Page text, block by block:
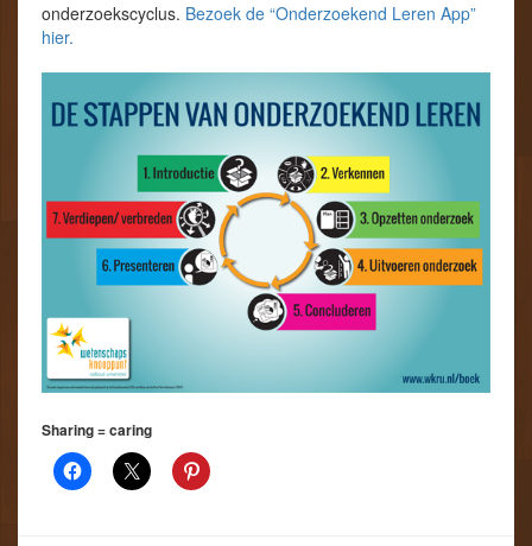
onderzoekscyclus. Bezoek de “Onderzoekend Leren App”
hier.
Sharing = caring